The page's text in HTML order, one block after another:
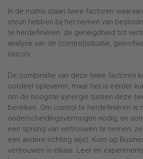
In de matrix staan twee factoren
steun hebben bij het nemen van
te herdefiniëren: de geneigdheid tot
analyse van de (control)situatie,
risico’s.
De combinatie van deze twee factoren
oordeel opleveren, maar het is eerder
om de hoogste synergie tussen deze
bereiken. Om control te herdefiniëren is
onderscheidingsvermogen nodig, en
een sprong van vertrouwen te nemen,
een andere richting wijst. Kom op
vertrouwen in elkaar. Leer en